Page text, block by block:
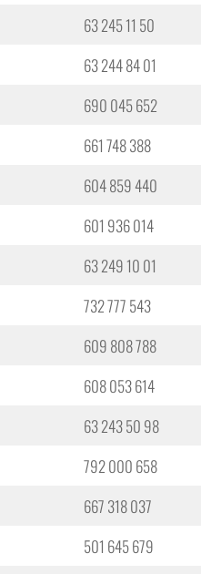
63 245 11 50
63 244 84 01
690 045 652
661 748 388
604 859 440
601 936 014
63 249 10 01
732 777 543
609 808 788
608 053 614
63 243 50 98
792 000 658
667 318 037
501 645 679